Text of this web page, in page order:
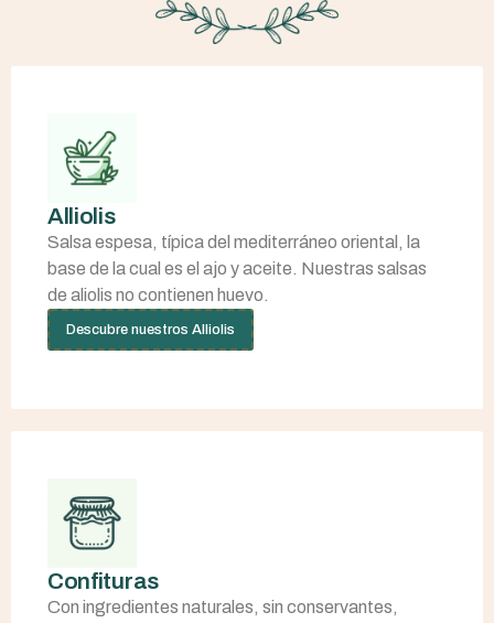
Alliolis
Salsa espesa, típica del mediterráneo oriental, la
base de la cual es el ajo y aceite. Nuestras salsas
de aliolis no contienen huevo.
Descubre nuestros Alliolis
Confituras
Con ingredientes naturales, sin conservantes,